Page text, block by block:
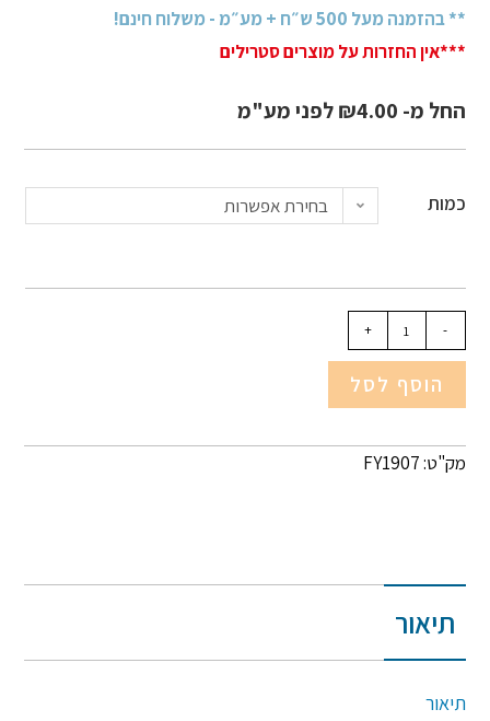
** בהזמנה מעל 500 ש״ח + מע״מ - משלוח חינם!
***אין החזרות על מוצרים סטרילים
החל מ- ₪4.00 לפני מע"מ
כמות בחירת אפשרות
-
+
הוסף לסל
מק"ט: FY1907
תיאור
תיאור